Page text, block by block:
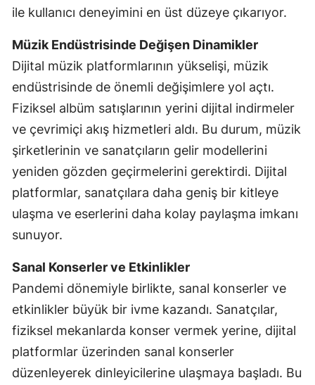
ile kullanıcı deneyimini en üst düzeye çıkarıyor.
Müzik Endüstrisinde Değişen Dinamikler
Dijital müzik platformlarının yükselişi, müzik
endüstrisinde de önemli değişimlere yol açtı.
Fiziksel albüm satışlarının yerini dijital indirmeler
ve çevrimiçi akış hizmetleri aldı. Bu durum, müzik
şirketlerinin ve sanatçıların gelir modellerini
yeniden gözden geçirmelerini gerektirdi. Dijital
platformlar, sanatçılara daha geniş bir kitleye
ulaşma ve eserlerini daha kolay paylaşma imkanı
sunuyor.
Sanal Konserler ve Etkinlikler
Pandemi dönemiyle birlikte, sanal konserler ve
etkinlikler büyük bir ivme kazandı. Sanatçılar,
fiziksel mekanlarda konser vermek yerine, dijital
platformlar üzerinden sanal konserler
düzenleyerek dinleyicilerine ulaşmaya başladı. Bu